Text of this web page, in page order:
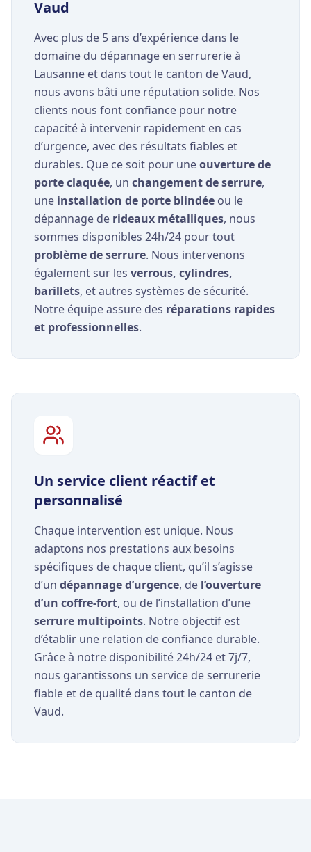
Vaud
Avec plus de 5 ans d’expérience dans le
domaine du dépannage en serrurerie à
Lausanne et dans tout le canton de Vaud,
nous avons bâti une réputation solide. Nos
clients nous font confiance pour notre
capacité à intervenir rapidement en cas
d’urgence, avec des résultats fiables et
durables. Que ce soit pour uneouverture de
porte claquée, un changement de serrure,
une installation de porte blindée ou le
dépannage de rideaux métalliques, nous
sommes disponibles 24h/24 pour tout
problème de serrure. Nous intervenons
également sur les verrous, cylindres,
barillets, et autres systèmes de sécurité.
Notre équipe assure des réparations rapides
et professionnelles.
Un service client réactif et
personnalisé
Chaque intervention est unique. Nous
adaptons nos prestations aux besoins
spécifiques de chaque client, qu’il s’agisse
d’un dépannage d’urgence, de l’ouverture
d’un coffre-fort, ou de l’installation d’une
serrure multipoints. Notre objectif est
d’établir une relation de confiance durable.
Grâce à notre disponibilité 24h/24 et 7j/7,
nous garantissons un service de serrurerie
fiable et de qualité dans tout le canton de
Vaud.